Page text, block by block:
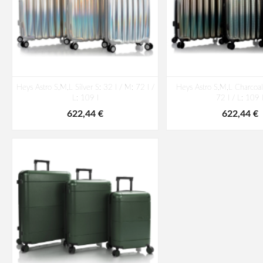
Heys Astro S,M,L Silver S: 32 l / M: 72 l /
L: 109 l
622,44 €
Heys Astro S,M,L
72 l / L: 109 l
622,44 €